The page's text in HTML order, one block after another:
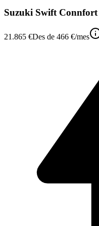
Suzuki Swift
21.865 €Des de 466 €/mes